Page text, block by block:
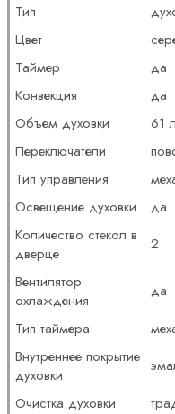
Тип
Цвет
Таймер
да
Конвекция
да
Объем духовки
61 л
Переключатели
Тип управления
Освещение духовки
да
Количество стекол в
дверце
2
Вентилятор
охлаждения
да
Тип таймера
Внутреннее покрытие
духовки
Очистка духовки